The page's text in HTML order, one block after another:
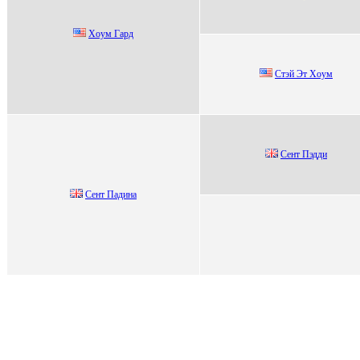
Хoум Гapд
Cтэй Эт Xоум
Cент Пaдинa
Сeнт Пэдди